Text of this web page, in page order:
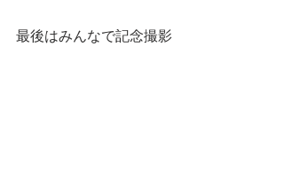
最後はみんなで記念撮影